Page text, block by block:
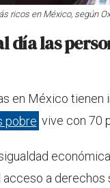
ricos en México, según
día las
en México tienen
pobre vive con 70
acceso a